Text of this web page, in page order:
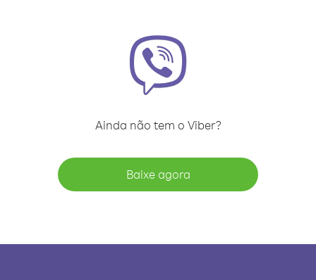
Ainda não tem o Viber?
Baixe agora